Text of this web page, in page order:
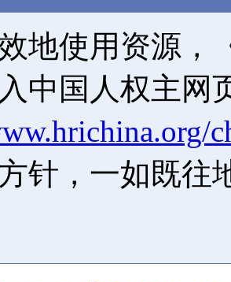
地使用资源，
中国人权主网
针，一如既往